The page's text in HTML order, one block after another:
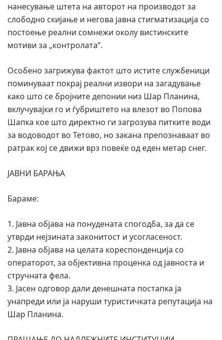
нанесување штета на авторот на производот за
слободно скијање и негова јавна стигматизација со
постоење реални сомнежи околу вистинските
мотиви за „контролата“.
Особено загрижува фактот што истите службеници
поминуваат покрај реални извори на загадување
како што се бројните депонии низ Шар Планина,
вклучувајки го и ѓубриштето на влезот во Попова
Шапка кое што директно ги загрозува питките води
за водоводот во Тетово, но закана препознаваат во
ратрак кој се движи врз повеќе од еден метар снег.
ЈАВНИ БАРАЊА
Бараме:
1. Јавна објава на понудената спогодба, за да се
утврди нејзината законитост и усогласеност.
2. Јавна објава на целата кореспонденција со
операторот, за објективна проценка од јавноста и
стручната фела.
3. Јасен одговор дали денешната постапка ја
унапреди или ја наруши туристичката репутација на
Шар Планина.